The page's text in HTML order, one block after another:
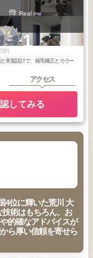
2
寿・広尾・
木・麻布・
年6月+1
Real me
円
美髪設計で、縮毛矯正とカラー
アクセス
してみる
4位に輝いた荒川 大
術はもちろん、お
的確なアドバイスが
ら厚い信頼を寄せら